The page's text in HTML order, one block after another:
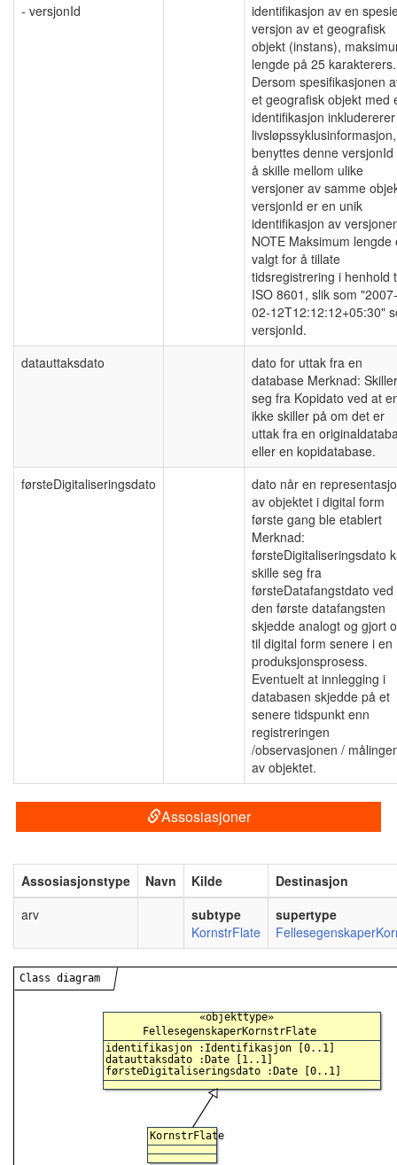
- versjonId
identifikasjon av en
versjon av et geografisk
objekt (instans),
lengde på 25 karakterers.
Dersom spesifikasjonen
et geografisk objekt med
identifikasjon inkludererer
livsløpssyklusinformasjon,
benyttes denne versjonId
å skille mellom ulike
versjoner av samme
versjonId er en unik
identifikasjon av
NOTE Maksimum lengde
valgt for å tillate
tidsregistrering i henhold
ISO 8601, slik som "2007-
02-12T12:12:12+05:30"
versjonId.
datauttaksdato
dato for uttak fra en
database Merknad: Skiller
seg fra Kopidato ved at
ikke skiller på om det er
uttak fra en
eller en kopidatabase.
førsteDigitaliseringsdato
dato når en
av objektet i digital form
første gang ble etablert
Merknad:
førsteDigitaliseringsdato
skille seg fra
førsteDatafangstdato ved
den første datafangsten
skjedde analogt og gjort
til digital form senere i en
produksjonsprosess.
Eventuelt at innlegging i
databasen skjedde på et
senere tidspunkt enn
registreringen
/observasjonen /
av objektet.
Assosiasjoner
Assosiasjonstype Navn Kilde
Destinasjon
arv
subtype
KornstrFlate
supertype